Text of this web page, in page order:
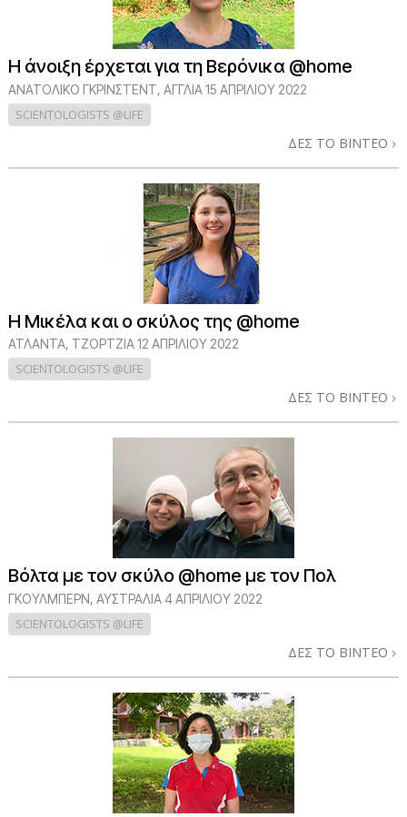
Η άνοιξη έρχεται για τη Βερόνικα @home
ΑΝΑΤΟΛΙΚΌ ΓΚΡΊΝΣΤΕΝΤ, ΑΓΓΛΊΑ15 ΑΠΡΙΛΙΟΥ 2022
SCIENTOLOGISTS @LIFE
ΔΕΣ ΤΟ ΒΙΝΤΕΟ
Η Μικέλα και ο σκύλος της @home
ΑΤΛΆΝΤΑ, ΤΖΌΡΤΖΙΑ12 ΑΠΡΙΛΙΟΥ 2022
SCIENTOLOGISTS @LIFE
ΔΕΣ ΤΟ ΒΙΝΤΕΟ
Βόλτα με τον σκύλο @home με τον Πολ
ΓΚΟΎΛΜΠΕΡΝ, ΑΥΣΤΡΑΛΊΑ 4 ΑΠΡΙΛΙΟΥ 2022
SCIENTOLOGISTS @LIFE
ΔΕΣ ΤΟ ΒΙΝΤΕΟ